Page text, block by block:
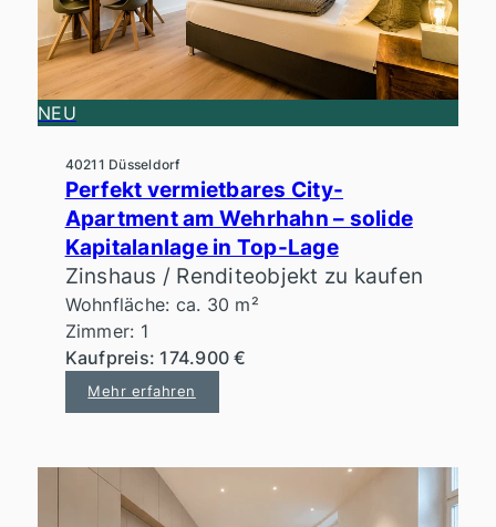
NEU
40211 Düsseldorf
Perfekt vermietbares City-
Apartment am Wehrhahn – solide
Kapitalanlage in Top-Lage
Zinshaus / Renditeobjekt zu kaufen
Wohnfläche: ca. 30 m²
Zimmer: 1
Kaufpreis: 174.900 €
Mehr erfahren